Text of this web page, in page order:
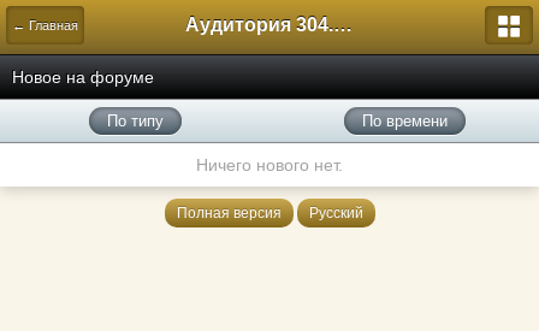
← Главная Аудитория 304. История России
Новое на форуме
По типу По времени
Ничего нового нет.
Полная версия Русский